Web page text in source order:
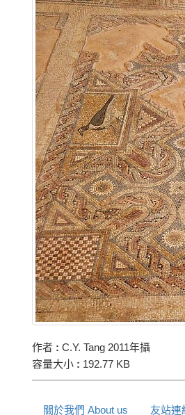
作者 : C.Y. Tang 2011年攝
容量大小 : 192.77 KB
關於我們 About us 友站連